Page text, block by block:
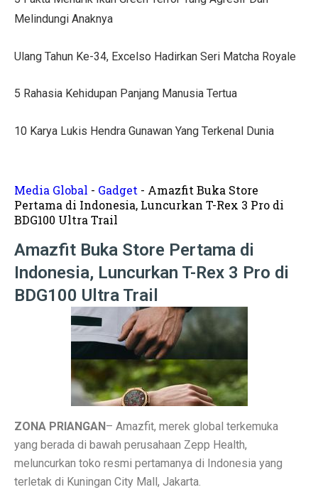
Tips Menata Hiasan Dinding untuk Ruang Tamu Estetis
Harga Kusen UPVC vs Aluminium, Ketahui
Tanda-Tanda Kanker Payudara yang Sering Diabaikan
Tren Rumah Scandinavian: Ciri Khas dan Aturan Desain
Anti Ribet, Gaya Hias Dinding Modern dari Stik Es
Idaman! 10 Desain Wajib untuk Rumah Sempit
5 Cara Menyemprot Dinding Basah agar Rapi dan Awet!
Mewah dan Megah, 10 Rumah Terbesar di Dunia!
Inspirasi Warna Cat Pagar yang Elegan dan Pasti Sukses
Tips Pemasangan Plafon PVC Rangka Hollow Modern
8 Ciri Rumah Tropis Sederhana: Hunian Asri, Sejuk,
Literasi AI Jadi Dasar Penting bagi Talent Digital
Studi: Risiko Penyakit Jantung Terkait Hampir Semua
Melindungi Anaknya
Ulang Tahun Ke-34, Excelso Hadirkan Seri Matcha Royale
5 Rahasia Kehidupan Panjang Manusia Tertua
10 Karya Lukis Hendra Gunawan Yang Terkenal Dunia
Media Global - Gadget - Amazfit Buka Store
Pertama di Indonesia, Luncurkan T-Rex 3 Pro di
BDG100 Ultra Trail
Amazfit Buka Store Pertama di
Indonesia, Luncurkan T-Rex 3 Pro di
BDG100 Ultra Trail
ZONA PRIANGAN – Amazfit, merek global terkemuka
yang berada di bawah perusahaan Zepp Health,
meluncurkan toko resmi pertamanya di Indonesia yang
terletak di Kuningan City Mall, Jakarta.